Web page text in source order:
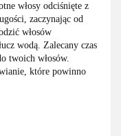
włosy odciśnięte z
zaczynając od
włosów
wodą. Zalecany czas
twoich włosów.
które powinno